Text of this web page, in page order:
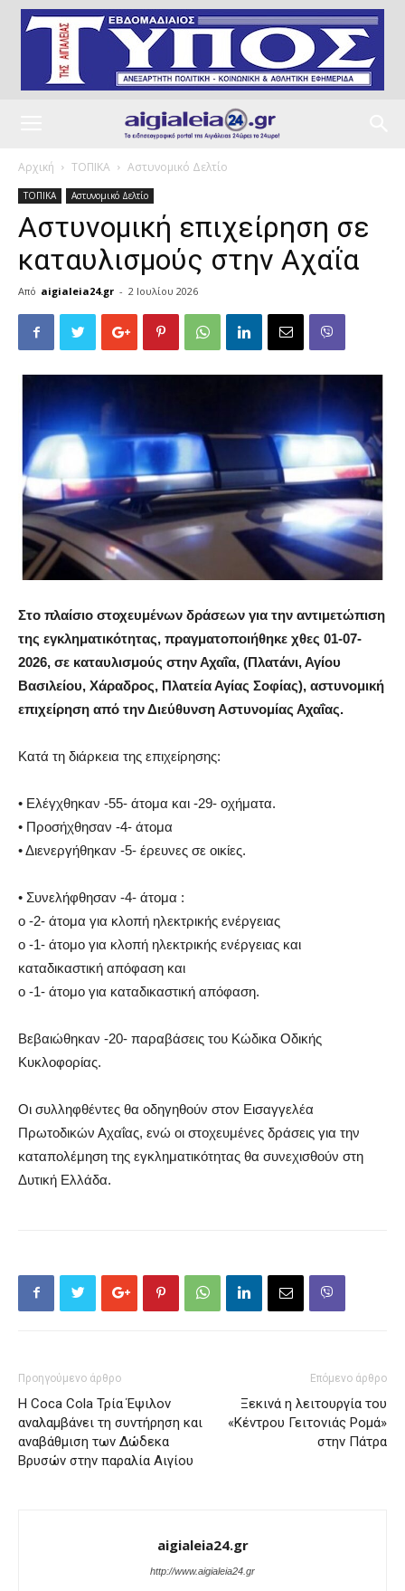
Αρχική ΤΟΠΙΚΑ Αστυνομικό Δελτίο
ΤΟΠΙΚΑ Αστυνομικό Δελτίο
Aστυνομική επιχείρηση σε
καταυλισμούς στην Αχαΐα
Από aigialeia24.gr - 2 Ιουλίου 2026
Στο πλαίσιο στοχευμένων δράσεων για την αντιμετώπιση
της εγκληματικότητας, πραγματοποιήθηκε χθες 01-07-
2026, σε καταυλισμούς στην Αχαΐα, (Πλατάνι, Αγίου
Βασιλείου, Χάραδρος, Πλατεία Αγίας Σοφίας), αστυνομική
επιχείρηση από την Διεύθυνση Αστυνομίας Αχαΐας.
Κατά τη διάρκεια της επιχείρησης:
• Ελέγχθηκαν -55- άτομα και -29- οχήματα.
• Προσήχθησαν -4- άτομα
• Διενεργήθηκαν -5- έρευνες σε οικίες.
• Συνελήφθησαν -4- άτομα :
o -2- άτομα για κλοπή ηλεκτρικής ενέργειας
o -1- άτομο για κλοπή ηλεκτρικής ενέργειας και
καταδικαστική απόφαση και
o -1- άτομο για καταδικαστική απόφαση.
Βεβαιώθηκαν -20- παραβάσεις του Κώδικα Οδικής
Κυκλοφορίας.
Οι συλληφθέντες θα οδηγηθούν στον Εισαγγελέα
Πρωτοδικών Αχαΐας, ενώ οι στοχευμένες δράσεις για την
καταπολέμηση της εγκληματικότητας θα συνεχισθούν στη
Δυτική Ελλάδα.
Προηγούμενο άρθρο
Η Coca Cola Τρία Έψιλον
αναλαμβάνει τη συντήρηση και
αναβάθμιση των Δώδεκα
Βρυσών στην παραλία Αιγίου
Επόμενο άρθρο
Ξεκινά η λειτουργία του
«Κέντρου Γειτονιάς Ρομά»
στην Πάτρα
aigialeia24.gr
http://www.aigialeia24.gr